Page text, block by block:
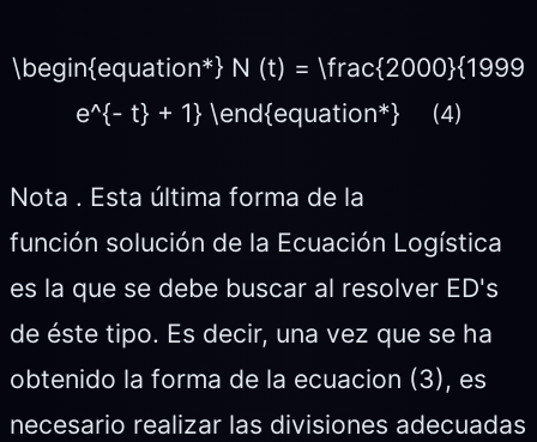
\begin{equation*} N (t) = \frac{2000}{1999
e^{- t} + 1} \end{equation*}
(4)
Nota . Esta última forma de la
función solución de la Ecuación Logística
es la que se debe buscar al resolver ED's
de éste tipo. Es decir, una vez que se ha
obtenido la forma de la ecuacion (3), es
necesario realizar las divisiones adecuadas